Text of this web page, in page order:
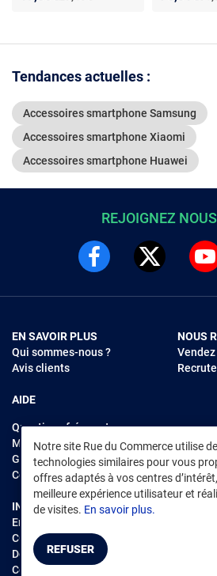
Tendances actuelles :
Accessoires smartphone Samsung
Accessoires smartphone Xiaomi
Accessoires smartphone Huawei
Notre site Rue du Commerce utilise
technologies similaires pour vous
offres adaptés à vos centres
meilleure expérience utilisateur et
de visites. En savoir plus.
REFUSER
REJOIGNEZ
EN SAVOIR PLUS
Qui sommes-nous ?
Avis clients
AIDE
Questions fréquentes
Modes de règlements
Garantie et retours
Contacter Rue du Commerce
NOUS
Vendez
INFORMATIONS LÉGALES
Environnement
CGV /CGU Marketplace
Données personnelles
Cookies